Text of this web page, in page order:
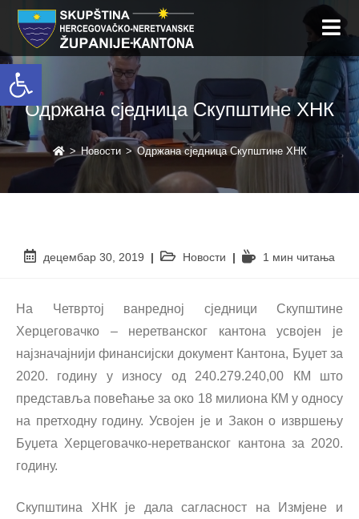
Open toolbar
Одржана сједница Скупштине ХНК
> Новости > Одржана сједница Скупштине ХНК
децембар 30, 2019 Новости 1 мин читањa
На Четвртој ванредној сједници Скупштине
Херцеговачко – неретванског кантона усвојен је
најзначајнији финансијски документ Кантона, Буџет за
2020. годину у износу од 240.279.240,00 КМ што
представља повећање за око 18 милиона КМ у односу
на претходну годину. Усвојен је и Закон о извршењу
Буџета Херцеговачко-неретванског кантона за 2020.
годину.
Скупштина ХНК је дала сагласност на Измјене и